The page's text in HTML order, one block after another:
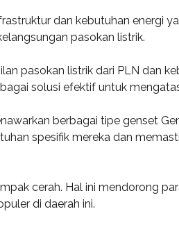
dan kebutuhan energi
pasokan listrik.
pasokan listrik dari PLN dan
solusi efektif untuk
berbagai tipe genset
spesifik mereka dan
cerah. Hal ini mendorong
di daerah ini.